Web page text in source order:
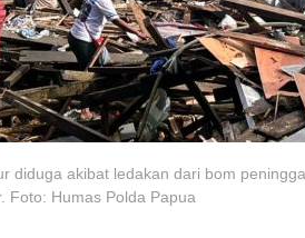
diduga akibat ledakan dari bom
Foto: Humas Polda Papua